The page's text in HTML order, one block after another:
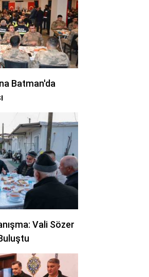
Batman'da
Vali Sözer